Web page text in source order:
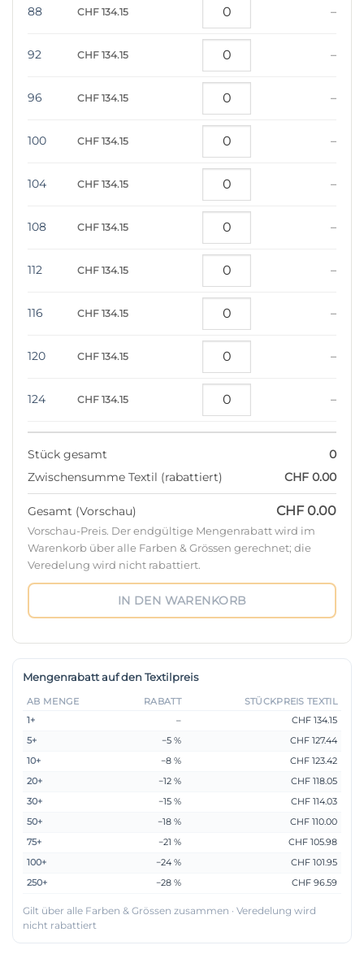
88 CHF 134.15 –
92 CHF 134.15 –
96 CHF 134.15 –
100 CHF 134.15 –
104 CHF 134.15 –
108 CHF 134.15 –
112 CHF 134.15 –
116 CHF 134.15 –
120 CHF 134.15 –
124 CHF 134.15 –
Stück gesamt
0
Zwischensumme Textil (rabattiert)
CHF 0.00
Gesamt (Vorschau) CHF 0.00
Vorschau-Preis. Der endgültige Mengenrabatt wird im
Warenkorb über alle Farben & Grössen gerechnet; die
Veredelung wird nicht rabattiert.
IN DEN WARENKORB
Mengenrabatt auf den Textilpreis
AB MENGE RABATT
STÜCKPREIS TEXTIL
1+
–
CHF 134.15
5+
−5 %
CHF 127.44
10+
−8 %
CHF 123.42
20+
−12 %
CHF 118.05
30+
−15 %
CHF 114.03
50+
−18 %
CHF 110.00
75+
−21 %
CHF 105.98
100+
−24 %
CHF 101.95
250+
−28 % CHF 96.59
Gilt über alle Farben & Grössen zusammen · Veredelung wird
nicht rabattiert